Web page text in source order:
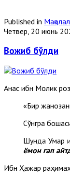
Published in
Четвер, 20 июнь
Вожиб бўлди
Анас ибн Молик
«Бир
Сўнгра
Шунда Умар
ёмон гап
Ибн Ҳажар